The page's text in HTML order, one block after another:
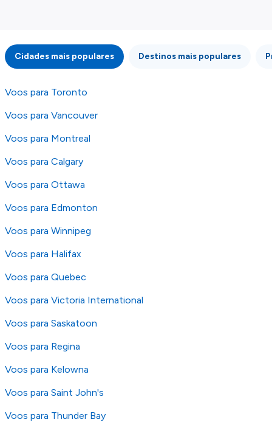
integridade ou pela precisão da informação
publicada, por isso verifique com atenção todas
as condições no website do parceiro antes de
fazer uma reserva. Para mais detalhes verifique
os nossos
Cidades mais populares Destinos mais populares
Voos para Toronto
Voos para Vancouver
Voos para Montreal
Voos para Calgary
Voos para Ottawa
Voos para Edmonton
Voos para Winnipeg
Voos para Halifax
Voos para Quebec
Voos para Victoria International
Voos para Saskatoon
Voos para Regina
Voos para Kelowna
Voos para Saint John's
Voos para Thunder Bay